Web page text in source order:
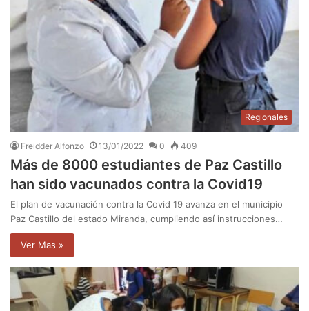
Regionales
Freidder Alfonzo 13/01/2022 0 409
Más de 8000 estudiantes de Paz Castillo
han sido vacunados contra la Covid19
El plan de vacunación contra la Covid 19 avanza en el municipio
Paz Castillo del estado Miranda, cumpliendo así instrucciones…
Ver Mas »